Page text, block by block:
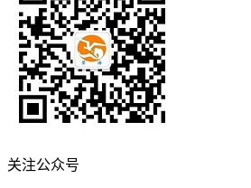
关注公众号